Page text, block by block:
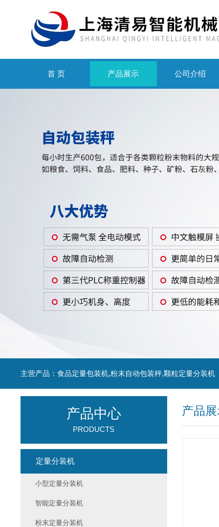
首 页 产品展示 公司介绍
主营产品：食品定量包装机,粉末自动包装秤,颗粒定量分装机
产品
产品中心
PRODUCTS
定量分装机
小型定量分装机
智能定量分装机
粉末定量分装机